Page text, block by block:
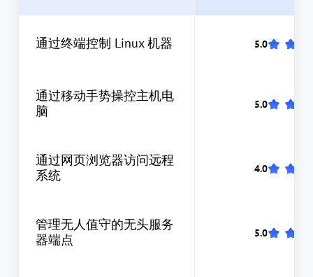
通过终端控制 Linux 机器
通过移动手势操控主机电
脑
通过网页浏览器访问远程
系统
管理无人值守的无头服务
器端点